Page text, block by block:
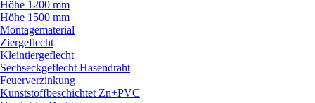
Höhe 1200 mm
Höhe 1500 mm
Montagematerial
Ziergeflecht
Kleintiergeflecht
Sechseckgeflecht Hasendraht
Feuerverzinkung
Kunststoffbeschichtet Zn+PVC